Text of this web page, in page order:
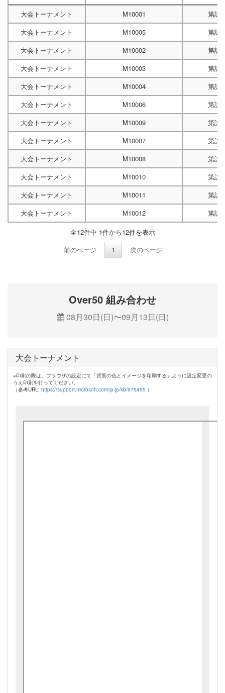
大会トーナメント M10001
第試
大会トーナメント
M10005
第試
大会トーナメント
M10002
第試
大会トーナメント
M10003
第試
大会トーナメント
M10004
第試
大会トーナメント
M10006
第試
大会トーナメント
M10009
第試
大会トーナメント
M10007
第試
大会トーナメント
M10008
第試
大会トーナメント
M10010
第試
大会トーナメント
M10011
第試
大会トーナメント
M10012
第試
全12件中 1件から12件を表示
前のページ
1 次のページ
Over50 組み合わせ
08月30日(日)〜09月13日(日)
大会トーナメント
※印刷の際は、ブラウザの設定にて「背景の色とイメージを印刷する」ように設定変更の
うえ印刷を行ってください。
（参考URL: https://support.microsoft.com/ja-jp/kb/975455 ）